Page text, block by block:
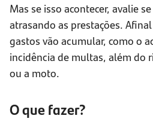
Mas se isso acontecer, avalie
atrasando as prestações.
gastos vão acumular, como o
incidência de multas, além do
ou a moto.
O que fazer?